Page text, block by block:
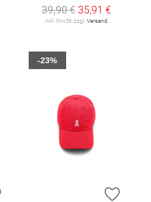
39,90 € 35,91 €
inkl. MwSt. zzgl. Versand
ZUR WUNSCHLISTE HINZUFÜGEN
ZUR
-23%